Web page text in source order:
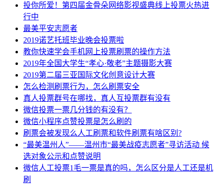
投你所爱！第四届金骨朵网络影视盛典线上投票火热进
行中
最美平安志愿者
2019诺艺托班毕业晚会投票啦
教你快速学会手机网上投票刷票的操作方法
2019年全国大学生“孝心·敬老”主题摄影大赛
2019第二届三亚国际文化创意设计大赛
怎么检测刷票行为，怎么刷票安全
真人投票群号在哪找，真人互投票群有没有
微信投票一票几分钱的有没有？
微信小程序点赞投票是怎么刷的
刷票会被发现么人工刷票和软件刷票有啥区别?
“最美温州人”——温州市“最美战疫志愿者”寻访活动 候
选对象公示和点赞说明
微信人工投票1毛一票是真的吗，怎么区分是人工还是机
刷